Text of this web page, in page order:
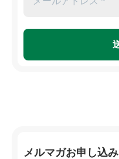
メルマガお申し込み